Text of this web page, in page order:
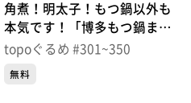
角煮！明太子！もつ鍋以外も
本気です！「博多もつ鍋まる
も多賀城店」（多賀城市町
topoぐるめ #301~350
無料